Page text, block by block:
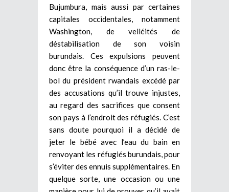
Bujumbura, mais aussi par certaines
capitales occidentales, notamment
Washington, de velléités de
déstabilisation de son voisin
burundais. Ces expulsions peuvent
donc être la conséquence d’un ras-le-
bol du président rwandais excédé par
des accusations qu’il trouve injustes,
au regard des sacrifices que consent
son pays à l’endroit des réfugiés. C’est
sans doute pourquoi il a décidé de
jeter le bébé avec l’eau du bain en
renvoyant les réfugiés burundais, pour
s’éviter des ennuis supplémentaires. En
quelque sorte, une occasion ou une